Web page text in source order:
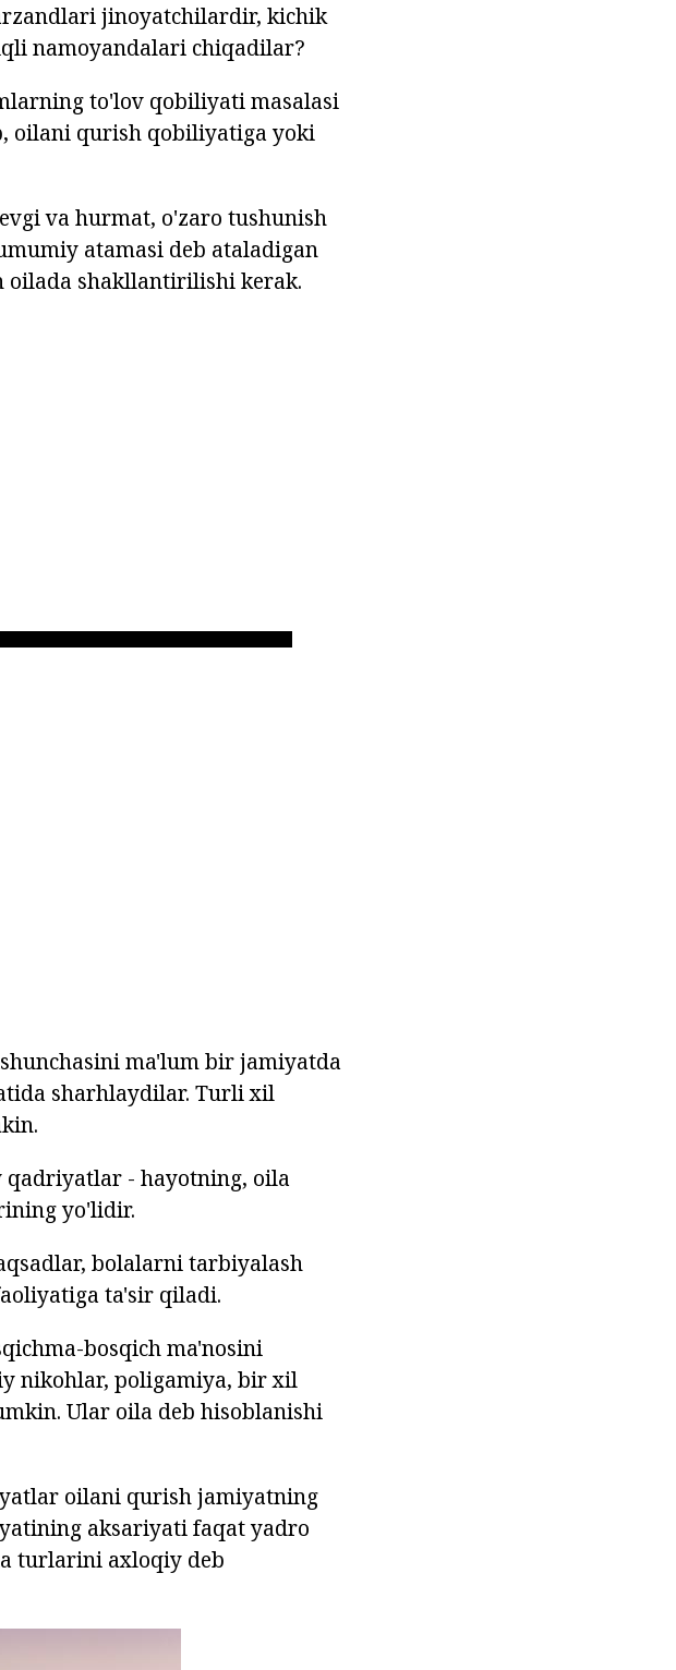
jinoyatchilardir, kichik
namoyandalari chiqadilar?
to'lov qobiliyati masalasi
oilani qurish qobiliyatiga yoki
va hurmat, o'zaro tushunish
atamasi deb ataladigan
oilada shakllantirilishi kerak.
ma'lum bir jamiyatda
sharhlaydilar. Turli xil
qadriyatlar - hayotning, oila
yo'lidir.
bolalarni tarbiyalash
ta'sir qiladi.
bosqich ma'nosini
nikohlar, poligamiya, bir xil
Ular oila deb hisoblanishi
oilani qurish jamiyatning
aksariyati faqat yadro
turlarini axloqiy deb